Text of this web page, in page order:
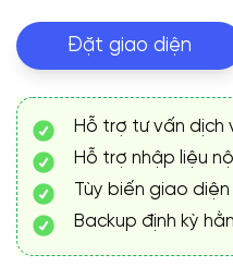
Đặt giao diện
Hỗ trợ tư vấn dịch
Hỗ trợ nhập liệu
Tùy biến giao diện
Backup định kỳ